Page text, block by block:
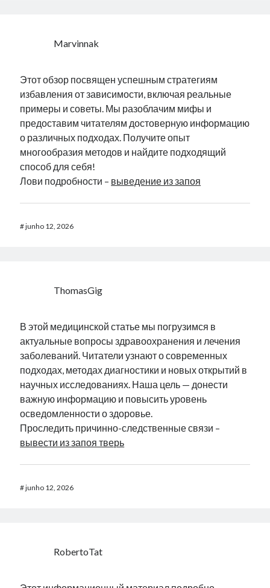
Marvinnak
Этот обзор посвящен успешным стратегиям
избавления от зависимости, включая реальные
примеры и советы. Мы разоблачим мифы и
предоставим читателям достоверную информацию
о различных подходах. Получите опыт
многообразия методов и найдите подходящий
способ для себя!
Лови подробности – выведение из запоя
#junho 12, 2026
ThomasGig
В этой медицинской статье мы погрузимся в
актуальные вопросы здравоохранения и лечения
заболеваний. Читатели узнают о современных
подходах, методах диагностики и новых открытий в
научных исследованиях. Наша цель — донести
важную информацию и повысить уровень
осведомленности о здоровье.
Проследить причинно-следственные связи –
вывести из запоя тверь
#junho 12, 2026
RobertoTat